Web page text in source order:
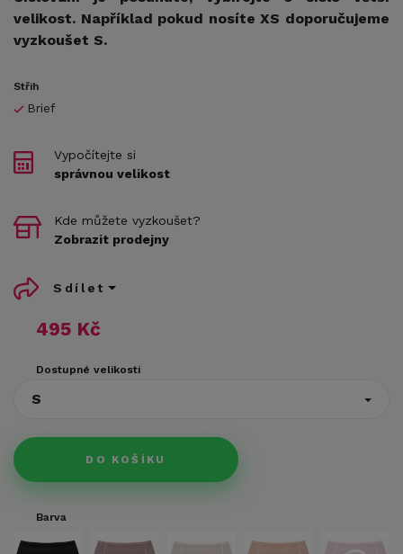
velikost. Například pokud nosíte XS doporučujeme
vyzkoušet S.
Střih
Brief
495 Kč
Dostupné velikosti
S
DO KOŠÍKU
Vypočítejte si
správnou velikost
Kde můžete vyzkoušet?
Zobrazit prodejny
Sdílet
Barva